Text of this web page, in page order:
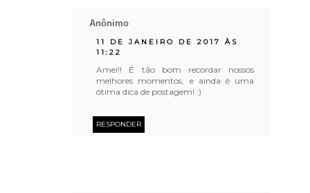
Anônimo
11 DE JANEIRO DE 2017 ÀS
11:22
Amei!! É tão bom recordar nossos
melhores momentos, e ainda é uma
ótima dica de postagem! :)
RESPONDER